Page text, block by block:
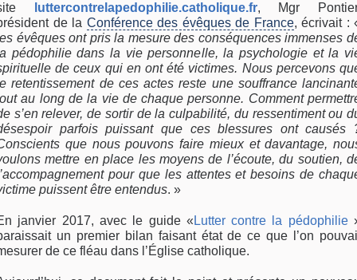
luttercontrelapedophilie.catholique.fr, Mgr
de la Conférence des évêques de France, écrivait :
évêques ont pris la mesure des conséquences immenses
pédophilie dans la vie personnelle, la psychologie et la
de ceux qui en ont été victimes. Nous percevons
retentissement de ces actes reste une souffrance
au long de la vie de chaque personne. Comment
s’en relever, de sortir de la culpabilité, du ressentiment ou
parfois puissant que ces blessures ont causés
que nous pouvons faire mieux et davantage,
mettre en place les moyens de l’écoute, du soutien,
pour que les attentes et besoins de
puissent être entendus. »
janvier 2017, avec le guide «Lutter contre la pédophilie
un premier bilan faisant état de ce que l’on
de ce fléau dans l’Église catholique.